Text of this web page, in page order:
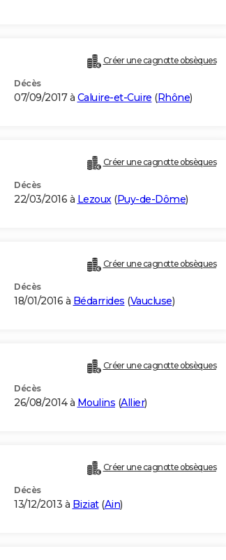
Créer une cagnotte obsèques
Décès
07/09/2017 à Caluire-et-Cuire (Rhône)
Créer une cagnotte obsèques
Décès
22/03/2016 à Lezoux(Puy-de-Dôme)
Créer une cagnotte obsèques
Décès
18/01/2016 à Bédarrides (Vaucluse)
Créer une cagnotte obsèques
Décès
26/08/2014 à Moulins (Allier)
Créer une cagnotte obsèques
Décès
13/12/2013 à Biziat(Ain)